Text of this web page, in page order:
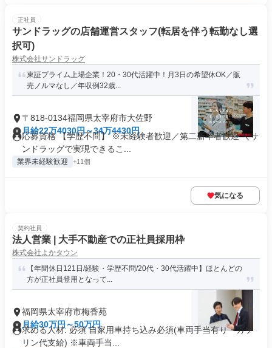
正社員
サンドラッグの店舗運営スタッフ(転居を伴う転勤なし選
択可)
株式会社サンドラッグ
東証プライム上場企業！20・30代活躍中！月3日の希望休OK／販
売ノルマなし／年収例32歳...
〒818-0134福岡県太宰府市大佐野
月給22万4030円～34万4430円
応募資格 【学歴不問】 ※未経験者歓迎／第二新卒者歓迎 ＼サ
ンドラッグで実現できるこ...
業界未経験歓迎 +11個
気になる
契約社員
法人営業 | 大手不動産での正社員採用枠
株式会社よかタウン
【年間休日121日/経験・学歴不問/20代・30代活躍中】ほとんどの
方が正社員登用となって...
福岡県太宰府市梅香苑
月給30万円～50万円
求める人材: 必須 自家用車持ち込み必須(車両手当有り・ガソ
リン代支給) ※車両手当...